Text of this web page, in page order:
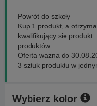
Powrót do szkoły
Kup 1 produkt, a
kwalifikujący się
produktów.
Oferta ważna do
3 sztuk produktu w
Wybierz kolor